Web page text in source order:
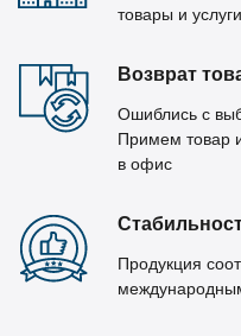
товары и
Возврат
Ошиблись с
Примем товар
в офис
Продукция